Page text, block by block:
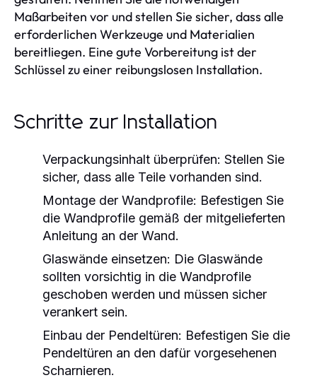
Maßarbeiten vor und stellen Sie sicher, dass alle
erforderlichen Werkzeuge und Materialien
bereitliegen. Eine gute Vorbereitung ist der
Schlüssel zu einer reibungslosen Installation.
Schritte zur Installation
Verpackungsinhalt überprüfen: Stellen Sie
sicher, dass alle Teile vorhanden sind.
Montage der Wandprofile: Befestigen Sie
die Wandprofile gemäß der mitgelieferten
Anleitung an der Wand.
Glaswände einsetzen: Die Glaswände
sollten vorsichtig in die Wandprofile
geschoben werden und müssen sicher
verankert sein.
Einbau der Pendeltüren: Befestigen Sie die
Pendeltüren an den dafür vorgesehenen
Scharnieren.